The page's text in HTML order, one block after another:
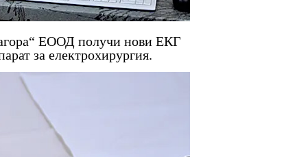
ЕООД получи нови ЕКГ
за електрохирургия.